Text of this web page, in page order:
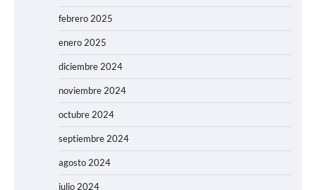
febrero 2025
enero 2025
diciembre 2024
noviembre 2024
octubre 2024
septiembre 2024
agosto 2024
julio 2024